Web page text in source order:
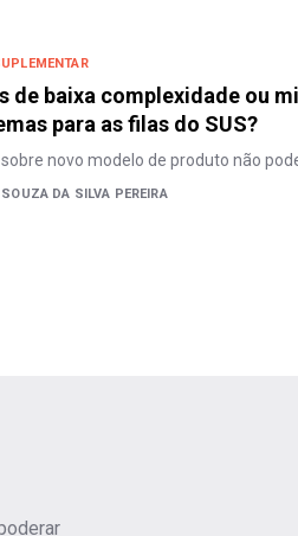
de baixa complexidade ou
para as filas do SUS?
sobre novo modelo de produto não
DA SILVA PEREIRA